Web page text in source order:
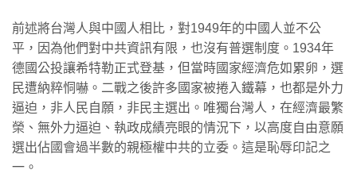
前述將台灣人與中國人相比，對1949年的中國人並不公
平，因為他們對中共資訊有限，也沒有普選制度。1934年
德國公投讓希特勒正式登基，但當時國家經濟危如累卵，選
民遭納粹恫嚇。二戰之後許多國家被捲入鐵幕，也都是外力
逼迫，非人民自願，非民主選出。唯獨台灣人，在經濟最繁
榮、無外力逼迫、執政成績亮眼的情況下，以高度自由意願
選出佔國會過半數的親極權中共的立委。這是恥辱印記之
一。